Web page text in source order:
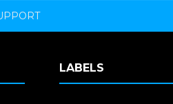
LABELS